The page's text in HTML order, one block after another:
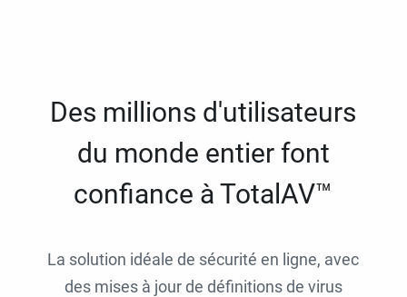
Des millions d'utilisateurs
du monde entier font
confiance à TotalAV™
La solution idéale de sécurité en ligne, avec
des mises à jour de définitions de virus